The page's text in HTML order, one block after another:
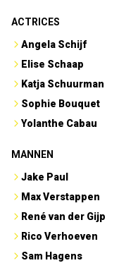
ACTRICES
Angela Schijf
Elise Schaap
Katja Schuurman
Sophie Bouquet
Yolanthe Cabau
MANNEN
Jake Paul
Max Verstappen
René van der Gijp
Rico Verhoeven
Sam Hagens